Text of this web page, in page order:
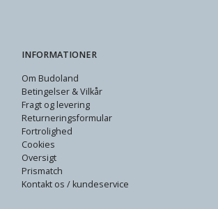
INFORMATIONER
Om Budoland
Betingelser & Vilkår
Fragt og levering
Returneringsformular
Fortrolighed
Cookies
Oversigt
Prismatch
Kontakt os / kundeservice